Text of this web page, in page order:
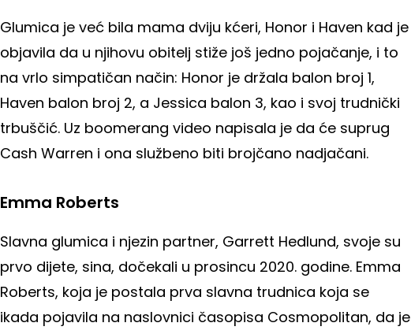
Glumica je već bila mama dviju kćeri, Honor i Haven kad je
objavila da u njihovu obitelj stiže još jedno pojačanje, i to
na vrlo simpatičan način: Honor je držala balon broj 1,
Haven balon broj 2, a Jessica balon 3, kao i svoj trudnički
trbuščić. Uz boomerang video napisala je da će suprug
Cash Warren i ona službeno biti brojčano nadjačani.
Emma Roberts
Slavna glumica i njezin partner, Garrett Hedlund, svoje su
prvo dijete, sina, dočekali u prosincu 2020. godine. Emma
Roberts, koja je postala prva slavna trudnica koja se
ikada pojavila na naslovnici časopisa Cosmopolitan, da je